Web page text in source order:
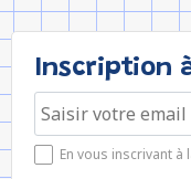
Inscription
En vous inscrivant à